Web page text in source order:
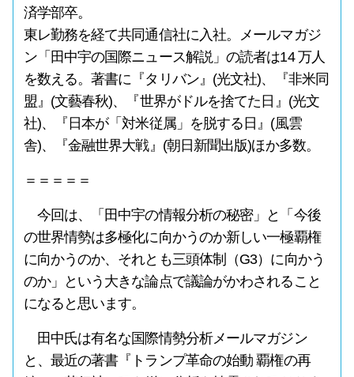
済学部卒。
東レ勤務を経て共同通信社に入社。メールマガジ
ン「田中宇の国際ニュース解説」の読者は14 万人
を数える。著書に『タリバン』(光文社)、『非米同
盟』(文藝春秋)、『世界がドルを捨てた日』(光文
社)、『日本が「対米従属」を脱する日』(風雲
舎)、『金融世界大戦』(朝日新聞出版)ほか多数。
＝＝＝＝＝
今回は、「田中宇の情報分析の秘密」と「今後
の世界情勢は多極化に向かうのか新しい一極覇権
に向かうのか、それとも三頭体制（G3）に向かう
のか」という大きな論点で議論がかわされること
になると思います。
田中氏は有名な国際情勢分析メールマガジン
と、最近の著書『トランプ革命の始動 覇権の再